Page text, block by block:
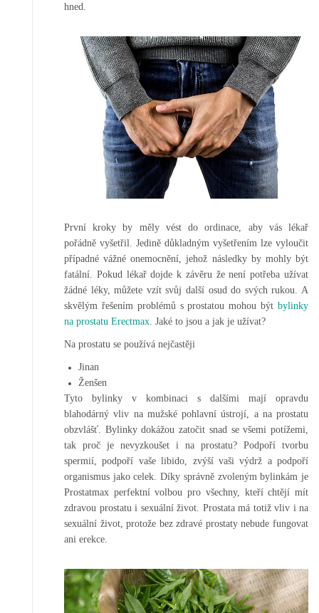
hned.
První kroky by měly vést do ordinace, aby vás lékař
pořádně vyšetřil. Jedině důkladným vyšetřením lze vyloučit
případné vážné onemocnění, jehož následky by mohly být
fatální. Pokud lékař dojde k závěru že není potřeba užívat
žádné léky, můžete vzít svůj další osud do svých rukou. A
skvělým řešením problémů s prostatou mohou být bylinky
na prostatu Erectmax. Jaké to jsou a jak je užívat?
Na prostatu se používá nejčastěji
Jinan
Ženšen
Tyto bylinky v kombinaci s dalšími mají opravdu
blahodárný vliv na mužské pohlavní ústrojí, a na prostatu
obzvlášť. Bylinky dokážou zatočit snad se všemi potížemi,
tak proč je nevyzkoušet i na prostatu? Podpoří tvorbu
spermií, podpoří vaše libido, zvýší vaši výdrž a podpoří
organismus jako celek. Díky správně zvoleným bylinkám je
Prostatmax perfektní volbou pro všechny, kteří chtějí mít
zdravou prostatu i sexuální život. Prostata má totiž vliv i na
sexuální život, protože bez zdravé prostaty nebude fungovat
ani erekce.